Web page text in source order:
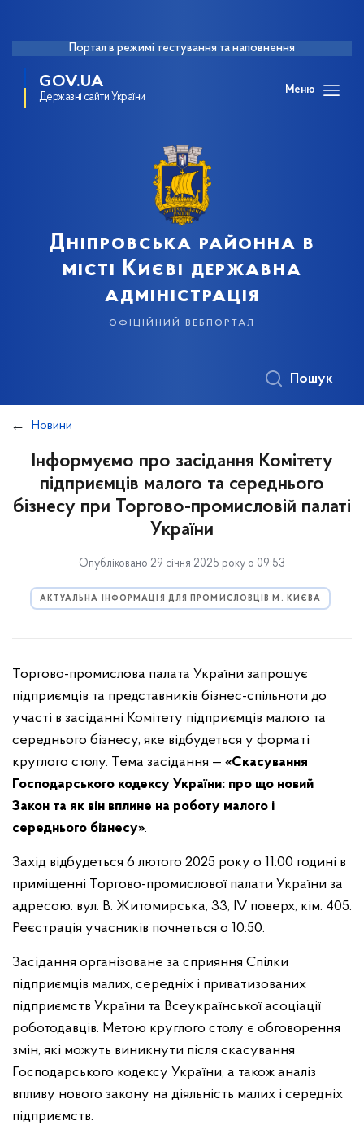
Портал в режимі тестування та наповнення
GOV.UA
Державні сайти України
Меню
Дніпровська районна в
місті Києві державна
адміністрація
офіційний вебпортал
Пошук
Новини
Інформуємо про засідання Комітету
підприємців малого та середнього
бізнесу при Торгово-промисловій палаті
України
Опубліковано 29 січня 2025 року о 09:53
АКТУАЛЬНА ІНФОРМАЦІЯ ДЛЯ ПРОМИСЛОВЦІВ М. КИЄВА
Торгово-промислова палата України запрошує
підприємців та представників бізнес-спільноти до
участі в засіданні Комітету підприємців малого та
середнього бізнесу, яке відбудеться у форматі
круглого столу. Тема засідання — «Скасування
Господарського кодексу України: про що новий
Закон та як він вплине на роботу малого і
середнього бізнесу».
Захід відбудеться 6 лютого 2025 року о 11:00 годині в
приміщенні Торгово-промислової палати України за
адресою: вул. В. Житомирська, 33, ІV поверх, кім. 405.
Реєстрація учасників почнеться о 10:50.
Засідання організоване за сприяння Спілки
підприємців малих, середніх і приватизованих
підприємств України та Всеукраїнської асоціації
роботодавців. Метою круглого столу є обговорення
змін, які можуть виникнути після скасування
Господарського кодексу України, а також аналіз
впливу нового закону на діяльність малих і середніх
підприємств.